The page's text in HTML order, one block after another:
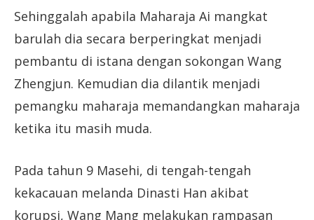
Sehinggalah apabila Maharaja Ai mangkat
barulah dia secara berperingkat menjadi
pembantu di istana dengan sokongan Wang
Zhengjun. Kemudian dia dilantik menjadi
pemangku maharaja memandangkan maharaja
ketika itu masih muda.
Pada tahun 9 Masehi, di tengah-tengah
kekacauan melanda Dinasti Han akibat
korupsi, Wang Mang melakukan rampasan